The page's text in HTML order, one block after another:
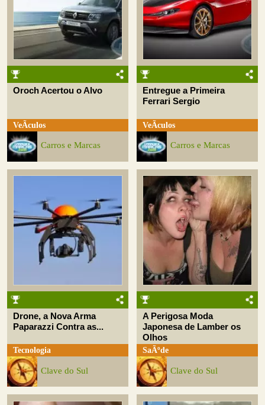
Oroch Acertou o Alvo
VeÃ­culos
Carros e Marcas
Entregue a Primeira
Ferrari Sergio
VeÃ­culos
Carros e Marcas
Drone, a Nova Arma
Paparazzi Contra as...
Tecnologia
Clave do Sul
A Perigosa Moda
Japonesa de Lamber os
Olhos
SaÃºde
Clave do Sul